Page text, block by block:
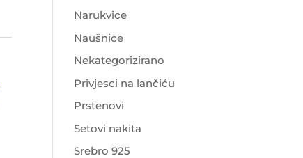
Narukvice
Naušnice
Nekategorizirano
Privjesci na lančiću
Prstenovi
Setovi nakita
Srebro 925